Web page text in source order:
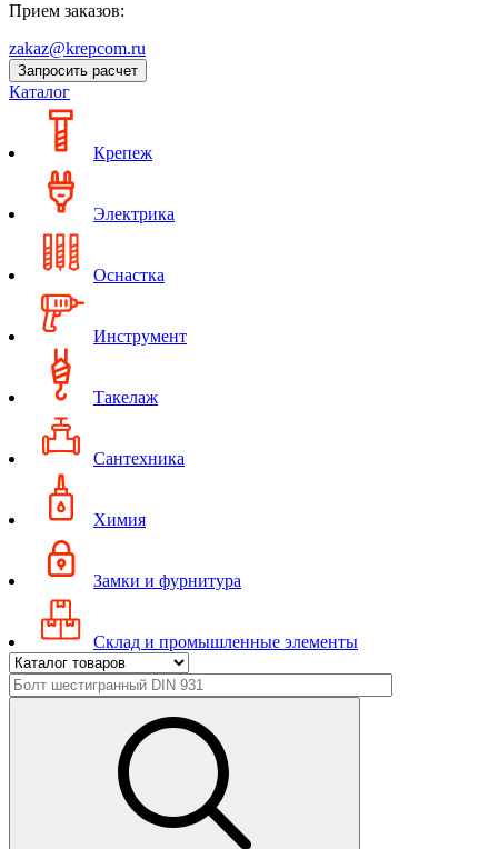
Прием заказов:
zakaz@krepcom.ru
Запросить расчет
Каталог
Крепеж
Электрика
Оснастка
Инструмент
Такелаж
Сантехника
Химия
Замки и фурнитура
Склад и промышленные элементы